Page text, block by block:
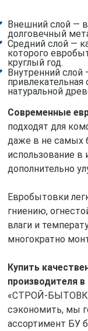
Внешний слой —
долговечный
Средний слой —
которого
круглый год.
Внутренний слой
натуральной
Современные
подходят для
даже в не самых
использование в
дополнительно
Евробытовки
гниению,
влаги и
многократно
Купить
производителя
«СТРОЙ-
сэкономить, мы
ассортимент БУ